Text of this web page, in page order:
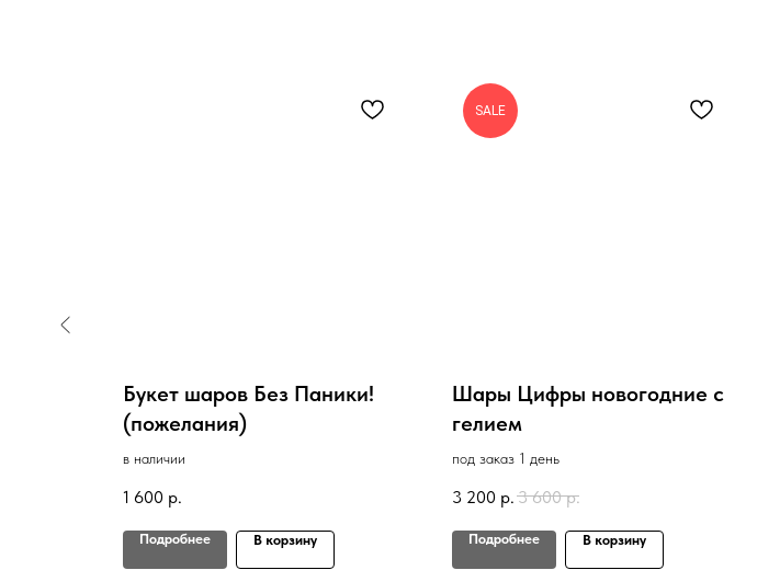
Букет шаров Без Паники!
(пожелания)
в наличии
1 600 р.
Подробнее В корзину
SALE
Шары Цифры новогодние с
гелием
под заказ 1 день
3 200 р. 3 600 р.
Подробнее В корзину